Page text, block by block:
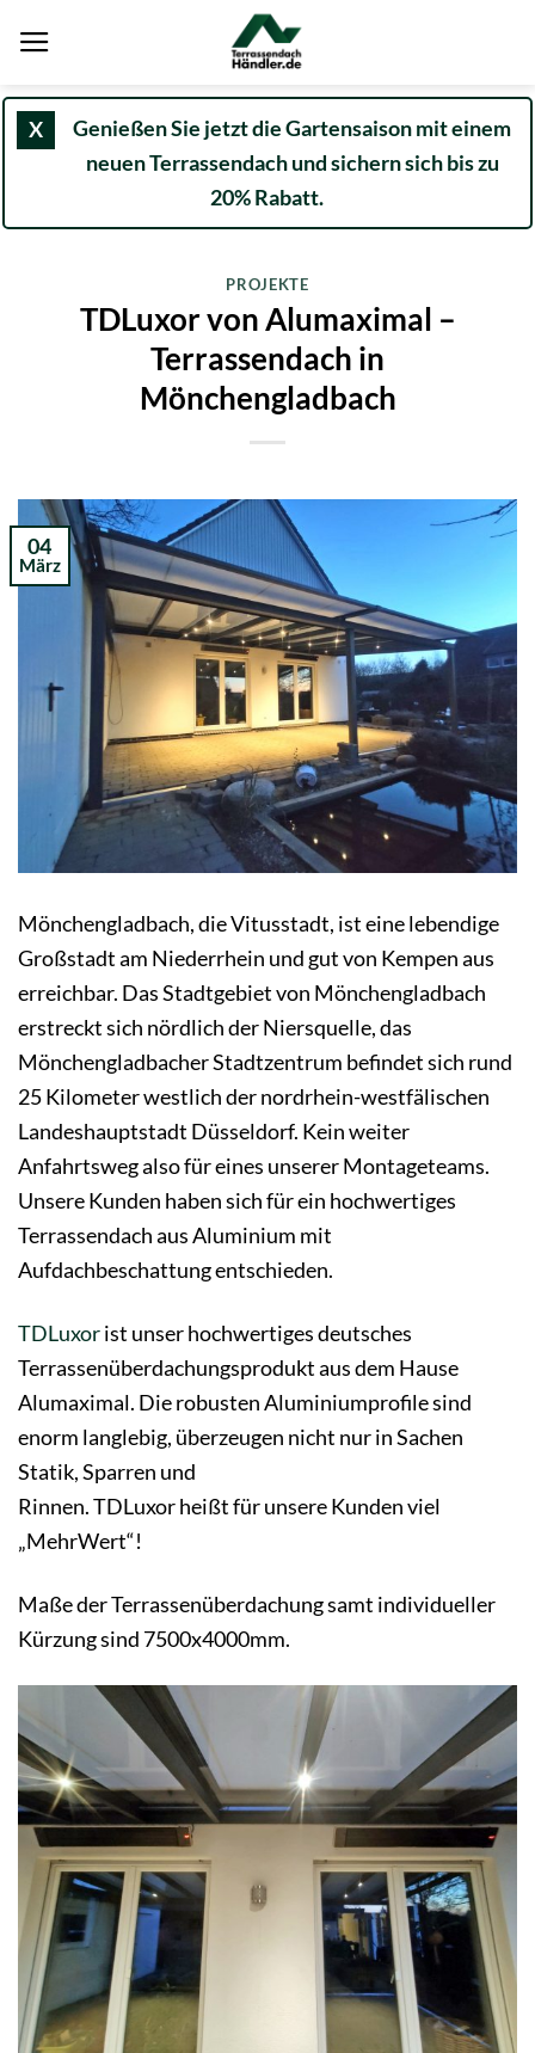
Inhalt
X
Genießen Sie jetzt die Gartensaison mit einem
neuen Terrassendach und sichern sich bis zu
20% Rabatt.
PROJEKTE
TDLuxor von Alumaximal –
Terrassendach in
Mönchengladbach
04
März
Mönchengladbach, die Vitusstadt, ist eine lebendige
Großstadt am Niederrhein und gut von Kempen aus
erreichbar. Das Stadtgebiet von Mönchengladbach
erstreckt sich nördlich der Niersquelle, das
Mönchengladbacher Stadtzentrum befindet sich rund
25 Kilometer westlich der nordrhein-westfälischen
Landeshauptstadt Düsseldorf. Kein weiter
Anfahrtsweg also für eines unserer Montageteams.
Unsere Kunden haben sich für ein hochwertiges
Terrassendach aus Aluminium mit
Aufdachbeschattung entschieden.
TDLuxorist unser hochwertiges deutsches
Terrassenüberdachungsprodukt aus dem Hause
Alumaximal. Die robusten Aluminiumprofile sind
enorm langlebig, überzeugen nicht nur in Sachen
Statik, Sparren und
Rinnen. TDLuxor heißt für unsere Kunden viel
„MehrWert“!
Maße der Terrassenüberdachung samt individueller
Kürzung sind 7500x4000mm.